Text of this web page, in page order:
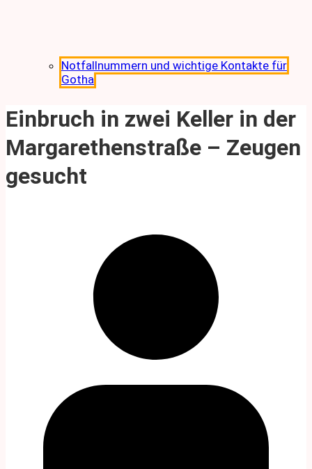
Notfallnummern und wichtige Kontakte für
Gotha
Einbruch in zwei Keller in der
Margarethenstraße – Zeugen
gesucht